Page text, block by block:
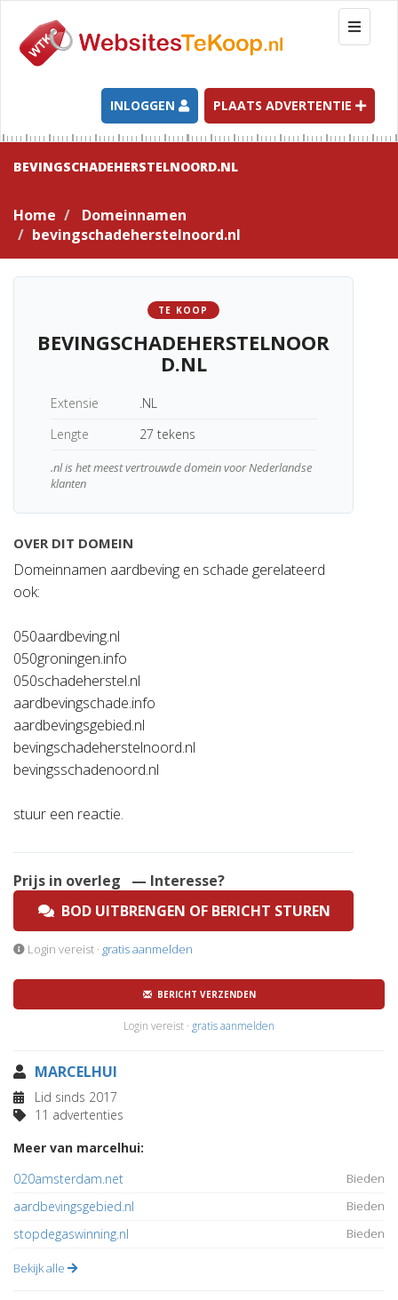
T
o
g
l
e
n
t
i
INLOGGEN PLAATS ADVERTENTIE
BEVINGSCHADEHERSTELNOORD.NL
Home
Domeinnamen
bevingschadeherstelnoord.nl
TE KOOP
BEVINGSCHADEHERSTELNOOR
D.NL
Extensie
.NL
Lengte
27 tekens
.nl is het meest vertrouwde domein voor Nederlandse
klanten
OVER DIT DOMEIN
Domeinnamen aardbeving en schade gerelateerd
ook:
050aardbeving.nl
050groningen.info
050schadeherstel.nl
aardbevingschade.info
aardbevingsgebied.nl
bevingschadeherstelnoord.nl
bevingsschadenoord.nl
stuur een reactie.
Prijs in overleg
— Interesse?
BOD UITBRENGEN OF BERICHT STUREN
Login vereist · gratis aanmelden
BERICHT VERZENDEN
Login vereist · gratis aanmelden
MARCELHUI
Lid sinds 2017
11 advertenties
Meer van marcelhui:
020amsterdam.net
Bieden
aardbevingsgebied.nl Bieden
stopdegaswinning.nl Bieden
Bekijk alle